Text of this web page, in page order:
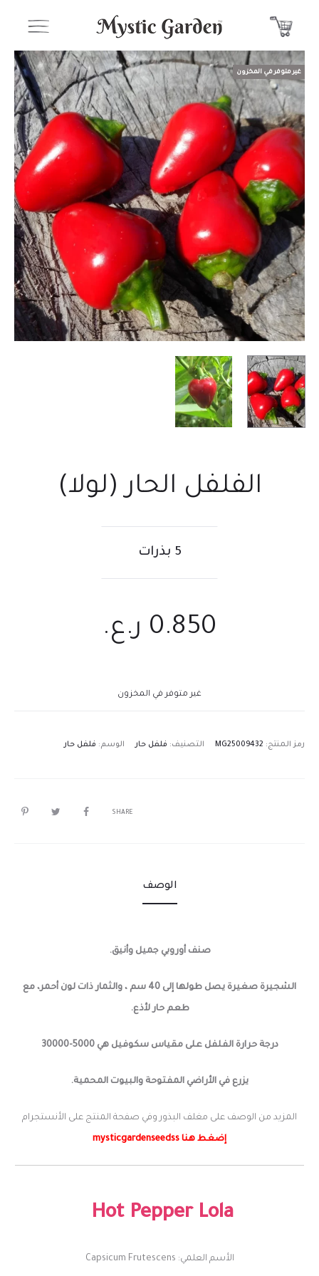
غير متوفر في المخزون
الفلفل الحار (لولا)
5 بذرات
0.850 ر.ع.
غير متوفر في المخزون
رمز المنتج: MG25009432 التصنيف: فلفل حار الوسم: فلفل حار
SHARE
الوصف
صنف أوروبي جميل وأنيق.
الشجيرة صغيرة يصل طولها إلى 40 سم ، والثمار ذات لون أحمر، مع
طعم حار لأذع.
درجة حرارة الفلفل على مقياس سكوفيل هي 5000-30000
يزرع في الأراضي المفتوحة والبيوت المحمية.
المزيد من الوصف على مغلف البذور وفي صفحة المنتج على الأنستجرام
إضغط هنا mysticgardenseedss
Hot Pepper Lola
الأسم العلمي: Capsicum Frutescens